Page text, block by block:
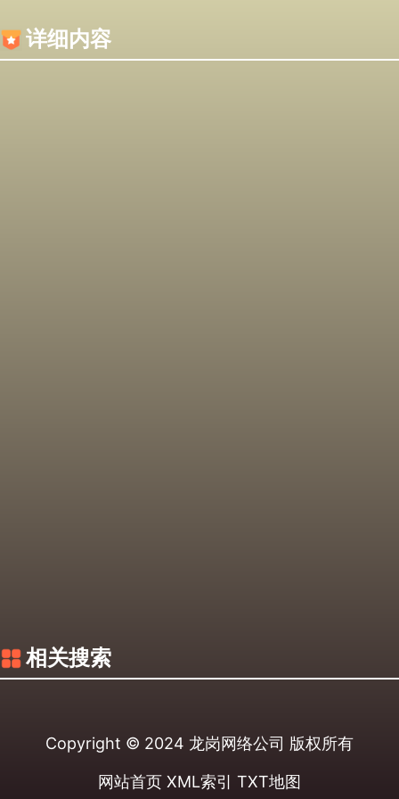
详细内容
相关搜索
Copyright © 2024 龙岗网络公司 版权所有
网站首页 XML索引 TXT地图